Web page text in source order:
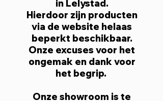
in Lelystad.
Hierdoor zijn producten
via de website helaas
beperkt beschikbaar.
Onze excuses voor het
ongemak en dank voor
het begrip.
Onze showroom is te